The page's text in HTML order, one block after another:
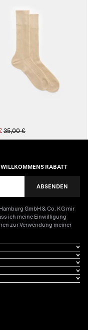
35,00 €
RABATT
ABSENDEN
GmbH & Co. KG mir
ich meine Einwilligung
zur Verwendung meiner